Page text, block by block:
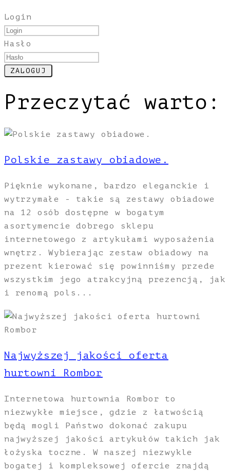
Login
Hasło
Przeczytać warto:
Polskie zastawy obiadowe.
Pięknie wykonane, bardzo eleganckie i
wytrzymałe - takie są zestawy obiadowe
na 12 osób dostępne w bogatym
asortymencie dobrego sklepu
internetowego z artykułami wyposażenia
wnętrz. Wybierając zestaw obiadowy na
prezent kierować się powinniśmy przede
wszystkim jego atrakcyjną prezencją, jak
i renomą pols...
Najwyższej jakości oferta
hurtowni Rombor
Internetowa hurtownia Rombor to
niezwykłe miejsce, gdzie z łatwością
będą mogli Państwo dokonać zakupu
najwyższej jakości artykułów takich jak
łożyska toczne. W naszej niezwykle
bogatej i kompleksowej ofercie znajdą